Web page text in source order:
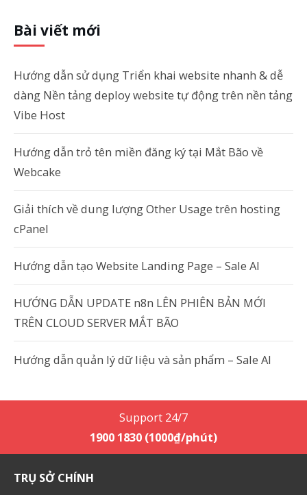
Bài viết mới
Hướng dẫn sử dụng Triển khai website nhanh & dễ
dàng Nền tảng deploy website tự động trên nền tảng
Vibe Host
Hướng dẫn trỏ tên miền đăng ký tại Mắt Bão về
Webcake
Giải thích về dung lượng Other Usage trên hosting
cPanel
Hướng dẫn tạo Website Landing Page – Sale AI
HƯỚNG DẪN UPDATE n8n LÊN PHIÊN BẢN MỚI
TRÊN CLOUD SERVER MẮT BÃO
Hướng dẫn quản lý dữ liệu và sản phẩm – Sale AI
Support 24/7
1900 1830 (1000₫/phút)
TRỤ SỞ CHÍNH